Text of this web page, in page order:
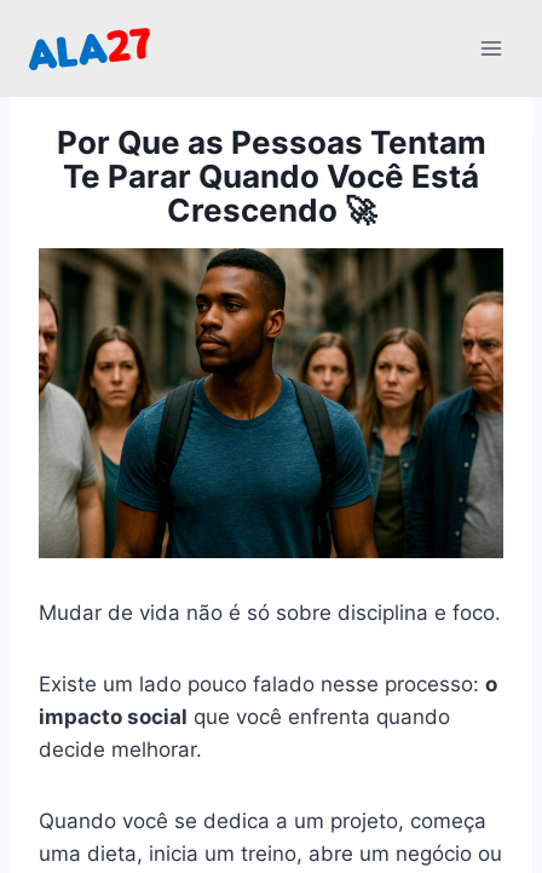
para
Por Que as Pessoas Tentam
Te Parar Quando Você Está
Crescendo 🚀
Mudar de vida não é só sobre disciplina e foco.
Existe um lado pouco falado nesse processo: o
impacto social que você enfrenta quando
decide melhorar.
Quando você se dedica a um projeto, começa
uma dieta, inicia um treino, abre um negócio ou